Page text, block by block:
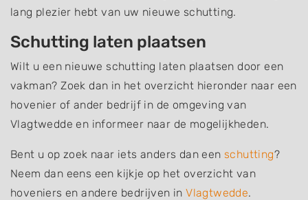
lang plezier hebt van uw nieuwe schutting.
Schutting laten plaatsen
Wilt u een nieuwe schutting laten plaatsen door een
vakman? Zoek dan in het overzicht hieronder naar een
hovenier of ander bedrijf in de omgeving van
Vlagtwedde en informeer naar de mogelijkheden.
Bent u op zoek naar iets anders dan een schutting?
Neem dan eens een kijkje op het overzicht van
hoveniers en andere bedrijven inVlagtwedde.